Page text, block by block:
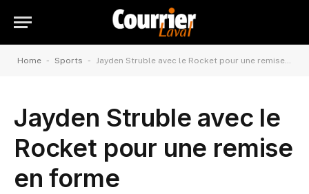
Home - Sports - Jayden Struble avec le Rocket pour une remise en forme
Jayden Struble avec le
Rocket pour une remise
en forme